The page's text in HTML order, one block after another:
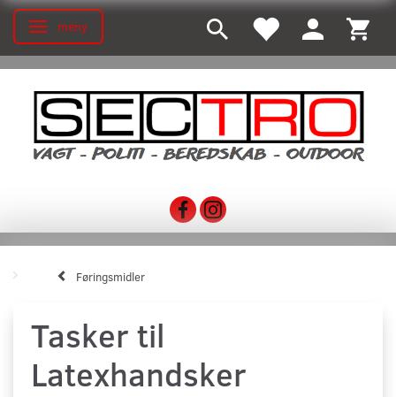
Ändra navigering
meny
Føringsmidler
Tasker til
Latexhandsker